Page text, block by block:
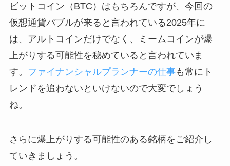
ビットコイン（BTC）はもちろんですが、今回の
仮想通貨バブルが来ると言われている2025年に
は、アルトコインだけでなく、ミームコインが爆
上がりする可能性を秘めていると言われていま
す。
ファイナンシャルプランナーの仕事も常にト
レンドを追わないといけないので大変でしょう
ね。
さらに爆上がりする可能性のある銘柄をご紹介し
ていきましょう。